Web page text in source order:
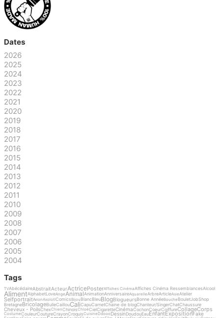
Dates
2026
2025
2024
2023
2022
2021
2020
2019
2018
2017
2016
2015
2014
2013
2012
2011
2010
2009
2008
2007
2006
2005
2004
Tags
TVAbécédaireAbstraitActeurActricePosterAffiches CinémaAffiches Cinéma RessemblancesAlcool
AlimentAlphabetLoveAngeAnimalAnimationAnniversaireAquarelleArbreArticleAsieAtelier
SelfportraitAvionAxolotlComicsBijou BlancBleuBlogBlogueursBonne AnnéeBouche BouletJobShop
BretagneBricolageBulleCaillouCaliCapuCarnetChaine de blogChanteur/SingerChatChaussure
Cheveux - PoilsChexChienChinoisChloéCielCigaretteCinémaCochonCoeurCoiffureCollageCorps
CostumeCouleurCoutureCrayonCroquisCuisineDdoooDessinDoudouEauEnfantExpositionFake